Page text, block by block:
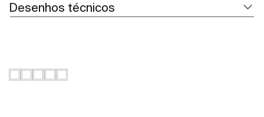
Desenhos técnicos